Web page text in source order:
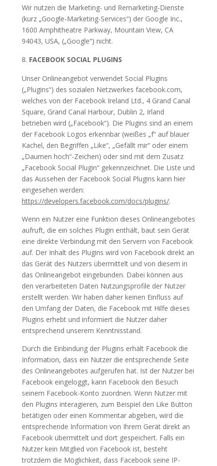
Wir nutzen die Marketing- und Remarketing-Dienste
(kurz „Google-Marketing-Services“) der Google Inc.,
1600 Amphitheatre Parkway, Mountain View, CA
94043, USA, („Google“) nicht.
FACEBOOK SOCIAL PLUGINS
Unser Onlineangebot verwendet Social Plugins
(„Plugins“) des sozialen Netzwerkes facebook.com,
welches von der Facebook Ireland Ltd., 4 Grand Canal
Square, Grand Canal Harbour, Dublin 2, Irland
betrieben wird („Facebook“). Die Plugins sind an einem
der Facebook Logos erkennbar (weißes „f“ auf blauer
Kachel, den Begriffen „Like“, „Gefällt mir“ oder einem
„Daumen hoch“-Zeichen) oder sind mit dem Zusatz
„Facebook Social Plugin“ gekennzeichnet. Die Liste und
das Aussehen der Facebook Social Plugins kann hier
eingesehen werden:
https://developers.facebook.com/docs/plugins/.
Wenn ein Nutzer eine Funktion dieses Onlineangebotes
aufruft, die ein solches Plugin enthält, baut sein Gerät
eine direkte Verbindung mit den Servern von Facebook
auf. Der Inhalt des Plugins wird von Facebook direkt an
das Gerät des Nutzers übermittelt und von diesem in
das Onlineangebot eingebunden. Dabei können aus
den verarbeiteten Daten Nutzungsprofile der Nutzer
erstellt werden. Wir haben daher keinen Einfluss auf
den Umfang der Daten, die Facebook mit Hilfe dieses
Plugins erhebt und informiert die Nutzer daher
entsprechend unserem Kenntnisstand.
Durch die Einbindung der Plugins erhält Facebook die
Information, dass ein Nutzer die entsprechende Seite
des Onlineangebotes aufgerufen hat. Ist der Nutzer bei
Facebook eingeloggt, kann Facebook den Besuch
seinem Facebook-Konto zuordnen. Wenn Nutzer mit
den Plugins interagieren, zum Beispiel den Like Button
betätigen oder einen Kommentar abgeben, wird die
entsprechende Information von Ihrem Gerät direkt an
Facebook übermittelt und dort gespeichert. Falls ein
Nutzer kein Mitglied von Facebook ist, besteht
trotzdem die Möglichkeit, dass Facebook seine IP-